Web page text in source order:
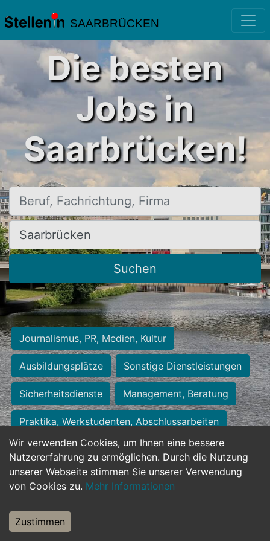
SAARBRÜCKEN
Wir verwenden Cookies, um Ihnen eine bessere
Nutzererfahrung zu ermöglichen. Durch die Nutzung
unserer Webseite stimmen Sie unserer Verwendung
von Cookies zu. Mehr Informationen
Zustimmen
Die besten
Jobs in
Saarbrücken!
Beruf, Fachrichtung, Firma
Ort, Stadt
Suchen
Journalismus, PR, Medien, Kultur
Ausbildungsplätze Sonstige Dienstleistungen
Sicherheitsdienste Management, Beratung
Praktika, Werkstudenten, Abschlussarbeiten
Personalwesen Assistenz, Sekretariat
Hilfskräfte, Aushilfs- und Nebenjobs
Weiterbildung, Studium, duale Ausbildung